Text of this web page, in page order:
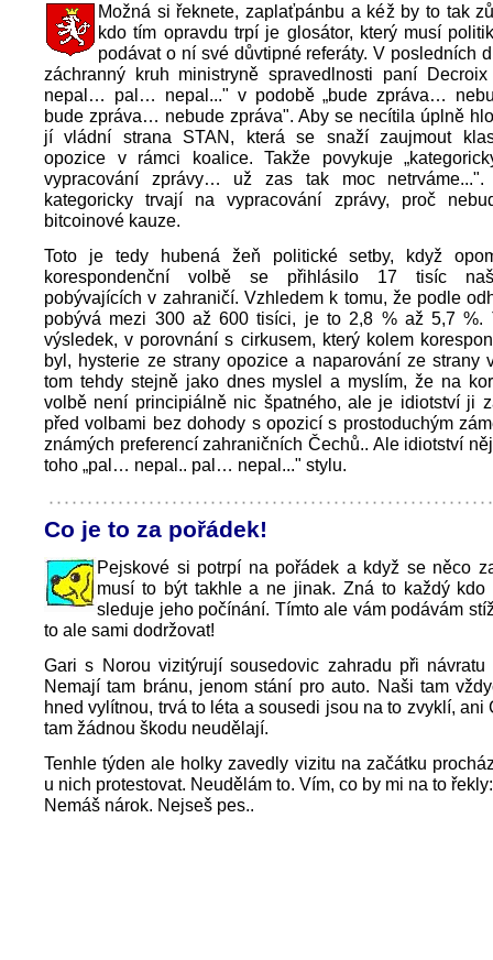
Možná si řeknete, zaplaťpánbu a kéž by to tak
kdo tím opravdu trpí je glosátor, který musí
podávat o ní své důvtipné referáty. V posledních
záchranný kruh ministryně spravedlnosti paní
nepal… pal… nepal..." v podobě „bude zpráva…
bude zpráva… nebude zpráva". Aby se necítila úplně
jí vládní strana STAN, která se snaží zaujmout
opozice v rámci koalice. Takže povykuje
vypracování zprávy… už zas tak moc netrváme...".
kategoricky trvají na vypracování zprávy, proč
bitcoinové kauze.
Toto je tedy hubená žeň politické setby, když
korespondenční volbě se přihlásilo 17 tisíc
pobývajících v zahraničí. Vzhledem k tomu, že podle
pobývá mezi 300 až 600 tisíci, je to 2,8 % až 5,7 %.
výsledek, v porovnání s cirkusem, který kolem
byl, hysterie ze strany opozice a naparování ze strany
tom tehdy stejně jako dnes myslel a myslím, že na
volbě není principiálně nic špatného, ale je idiotství ji
před volbami bez dohody s opozicí s prostoduchým
známých preferencí zahraničních Čechů.. Ale idiotství
toho „pal… nepal.. pal… nepal..." stylu.
Co je to za pořádek!
Pejskové si potrpí na pořádek a když se něco
musí to být takhle a ne jinak. Zná to každý kdo
sleduje jeho počínání. Tímto ale vám podávám
to ale sami dodržovat!
Gari s Norou vizitýrují sousedovic zahradu při návratu
Nemají tam bránu, jenom stání pro auto. Naši tam
hned vylítnou, trvá to léta a sousedi jsou na to zvyklí, ani
tam žádnou škodu neudělají.
Tenhle týden ale holky zavedly vizitu na začátku
u nich protestovat. Neudělám to. Vím, co by mi na to řekly:
Nemáš nárok. Nejseš pes..